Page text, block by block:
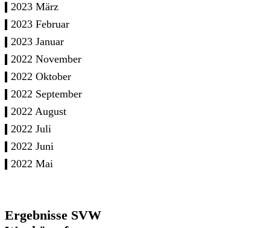
2023 März
2023 Februar
2023 Januar
2022 November
2022 Oktober
2022 September
2022 August
2022 Juli
2022 Juni
2022 Mai
Ergebnisse SVW